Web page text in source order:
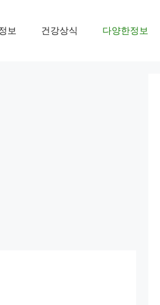
보 건강상식 다양한정보